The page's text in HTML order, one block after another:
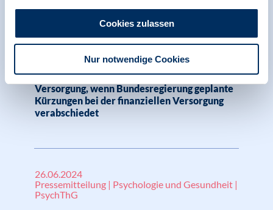
Cookies zulassen
Nur notwendige Cookies
Pressemitteilung | Psychologie in Krisen |
Menschenrechte
Großteil traumatisierter Geflüchteter
verliert einzigen Zugang zu psychosozialer
Versorgung, wenn Bundesregierung geplante
Kürzungen bei der finanziellen Versorgung
verabschiedet
26.06.2024
Pressemitteilung | Psychologie und Gesundheit |
PsychThG